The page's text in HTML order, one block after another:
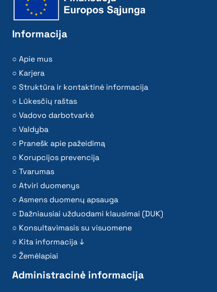
Informacija
Apie mus
Karjera
Struktūra ir kontaktinė informacija
Lūkesčių raštas
Vadovo darbotvarkė
Valdyba
Pranešk apie pažeidimą
Korupcijos prevencija
Tvarumas
Atviri duomenys
Asmens duomenų apsauga
Dažniausiai užduodami klausimai (DUK)
Konsultavimasis su visuomene
Kita informacija ↓
Žemėlapiai
Administracinė informacija